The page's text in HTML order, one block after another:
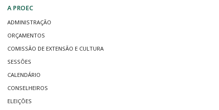
A PROEC
ADMINISTRAÇÃO
ORÇAMENTOS
COMISSÃO DE EXTENSÃO E CULTURA
SESSÕES
CALENDÁRIO
CONSELHEIROS
ELEIÇÕES